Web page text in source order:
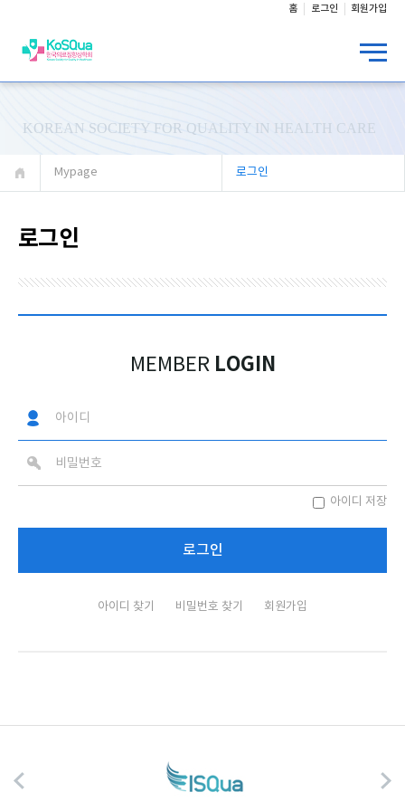
홈 로그인 회원가입
KOREAN SOCIETY FOR QUALITY IN HEALTH CARE
Mypage 로그인
로그인
MEMBER LOGIN
아이디 저장
아이디 찾기 비밀번호 찾기 회원가입